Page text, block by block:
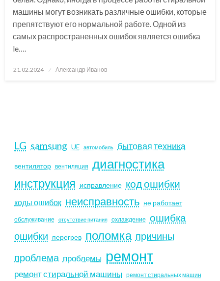
машины могут возникать различные ошибки, которые
препятствуют его нормальной работе. Одной из
самых распространенных ошибок является ошибка
le….
Posted
21.02.2024 Александр Иванов
LG samsung UE автомобиль бытовая техника
вентилятор вентиляция диагностика
инструкция исправление код ошибки
коды ошибок неисправность не работает
обслуживание отсутствие питания охлаждение ошибка
ошибки
перегрев поломка причины
проблема проблемы ремонт
ремонт стиральной машины ремонт стиральных машин